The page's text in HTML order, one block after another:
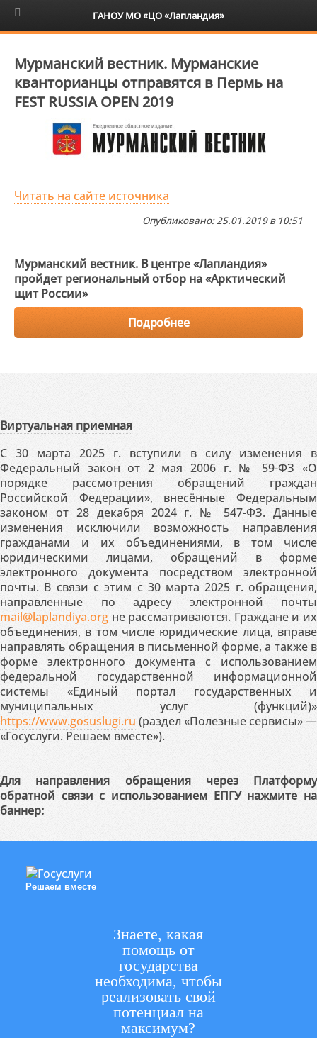
6+
Мурманский вестник. Мурманские
кванторианцы отправятся в Пермь на
FEST RUSSIA OPEN 2019
Читать на сайте источника
Опубликовано: 25.01.2019 в 10:51
Мурманский вестник. В центре «Лапландия»
пройдет региональный отбор на «Арктический
щит России»
Подробнее
Виртуальная приемная
С 30 марта 2025 г. вступили в силу изменения в
Федеральный закон от 2 мая 2006 г. № 59-ФЗ «О
порядке рассмотрения обращений граждан
Российской Федерации», внесённые Федеральным
законом от 28 декабря 2024 г. № 547-ФЗ. Данные
изменения исключили возможность направления
гражданами и их объединениями, в том числе
юридическими лицами, обращений в форме
электронного документа посредством электронной
почты. В связи с этим с 30 марта 2025 г. обращения,
направленные по адресу электронной почты
mail@laplandiya.org не рассматриваются. Граждане и их
объединения, в том числе юридические лица, вправе
направлять обращения в письменной форме, а также в
форме электронного документа с использованием
федеральной государственной информационной
системы «Единый портал государственных и
муниципальных услуг (функций)»
https://www.gosuslugi.ru (раздел «Полезные сервисы» —
«Госуслуги. Решаем вместе»).
Для направления обращения через Платформу
обратной связи с использованием ЕПГУ нажмите на
баннер:
Решаем вместе
Знаете, какая
помощь от
государства
необходима, чтобы
реализовать свой
потенциал на
максимум?
ГАНОУ МО «ЦО «Лапландия»